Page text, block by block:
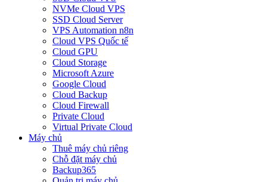
NVMe Cloud VPS
SSD Cloud Server
VPS Automation n8n
Cloud VPS Quốc tế
Cloud GPU
Cloud Storage
Microsoft Azure
Google Cloud
Cloud Backup
Cloud Firewall
Private Cloud
Virtual Private Cloud
Máy chủ
Thuê máy chủ riêng
Chỗ đặt máy chủ
Backup365